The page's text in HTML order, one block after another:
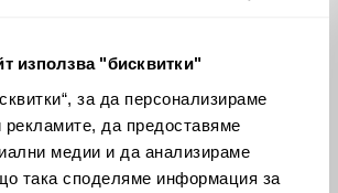
използва "бисквитки"
за да персонализираме
да предоставяме
медии и да анализираме
така споделяме информация за
съобщи за
| мар 28, 2024